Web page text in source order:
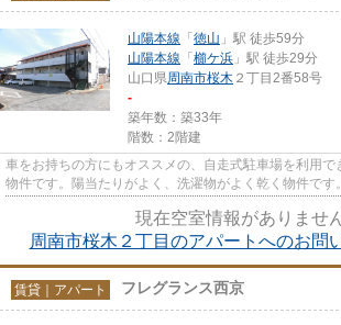
山陽本線 「 徳山 」駅 徒歩59分
山陽本線 「 櫛ケ浜 」駅 徒歩29分
山口県周南市桜木 ２丁目2番58号
-
築年数：築33年
階数：2階建
車をお持ちの方にもオススメの、自走式駐車場を利用
物件です。陽当たりがよく、洗濯物がよく乾く物件です
現在空室情報がありません
周南市桜木２丁目のアパートへのお問
賃貸｜アパート フレグランス西京